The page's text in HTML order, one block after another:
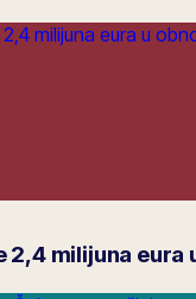
2,4 milijuna eura